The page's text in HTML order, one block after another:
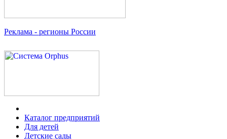
Реклама - регионы России
Каталог предприятий
Для детей
Детские сады